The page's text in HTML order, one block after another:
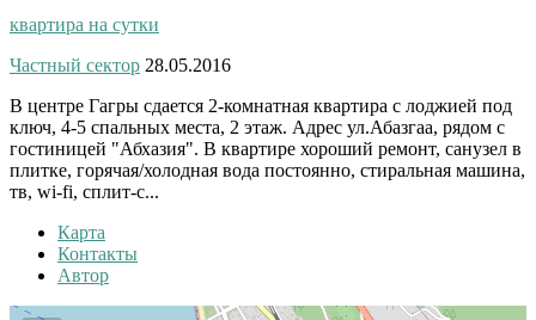
квартира на сутки
Частный сектор 28.05.2016
В центре Гагры сдается 2-комнатная квартира с лоджией под
ключ, 4-5 спальных места, 2 этаж. Адрес ул.Абазгаа, рядом с
гостиницей "Абхазия". В квартире хороший ремонт, санузел в
плитке, горячая/холодная вода постоянно, стиральная машина,
тв, wi-fi, сплит-с...
Карта
Контакты
Автор